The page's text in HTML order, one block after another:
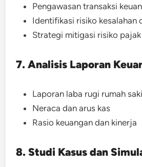
Pengawasan transaksi
Identifikasi risiko kesalahan
Strategi mitigasi risiko pajak
7. Analisis Laporan
Laporan laba rugi rumah
Neraca dan arus kas
Rasio keuangan dan kinerja
8. Studi Kasus dan